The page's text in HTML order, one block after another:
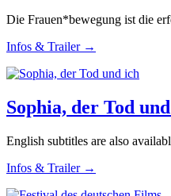
Die Frauen*bewegung ist die
Infos & Trailer →
Sophia, der Tod
English subtitles are also
Infos & Trailer →